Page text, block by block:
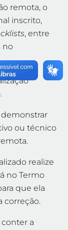
remota, o
inscrito,
, entre
no
demonstrar
ou técnico
realize
no Termo
que ela
correção.
a